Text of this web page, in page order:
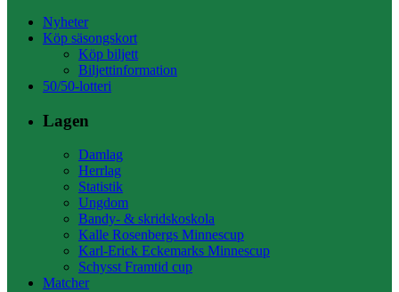
Nyheter
Köp säsongskort
Köp biljett
Biljettinformation
50/50-lotteri
Lagen
Damlag
Herrlag
Statistik
Ungdom
Bandy- & skridskoskola
Kalle Rosenbergs Minnescup
Karl-Erick Eckemarks Minnescup
Schysst Framtid cup
Matcher